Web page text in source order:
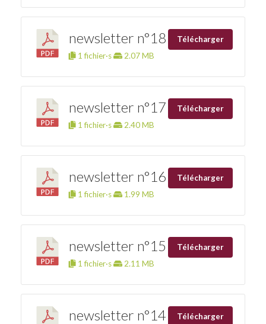
newsletter n°18
1 fichier·s 2.07 MB
Télécharger
newsletter n°17
1 fichier·s 2.40 MB
Télécharger
newsletter n°16
1 fichier·s 1.99 MB
Télécharger
newsletter n°15
1 fichier·s 2.11 MB
Télécharger
newsletter n°14 Télécharger